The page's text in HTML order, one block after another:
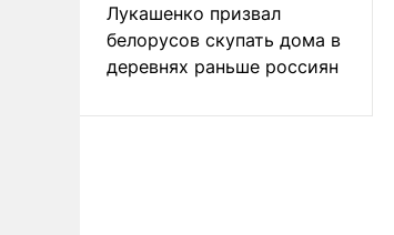
Лукашенко призвал
белорусов скупать дома в
деревнях раньше россиян